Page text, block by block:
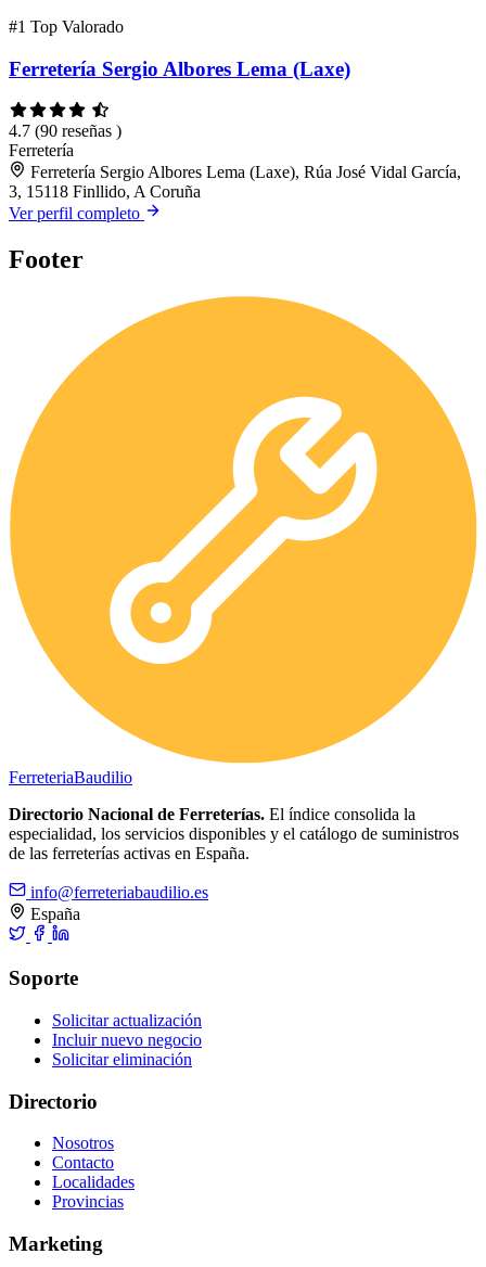
#1 Top Valorado
Ferretería Sergio Albores Lema (Laxe)
4.7 (90 reseñas )
Ferretería
Ferretería Sergio Albores Lema (Laxe), Rúa José Vidal García,
3, 15118 Finllido, A Coruña
Ver perfil completo
Footer
FerreteriaBaudilio
Directorio Nacional de Ferreterías. El índice consolida la
especialidad, los servicios disponibles y el catálogo de suministros
de las ferreterías activas en España.
info@ferreteriabaudilio.es
España
Soporte
Solicitar actualización
Incluir nuevo negocio
Solicitar eliminación
Directorio
Nosotros
Contacto
Localidades
Provincias
Marketing